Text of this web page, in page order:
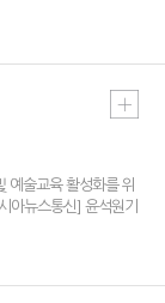
예술교육 활성화를 위
아뉴스통신] 윤석원기